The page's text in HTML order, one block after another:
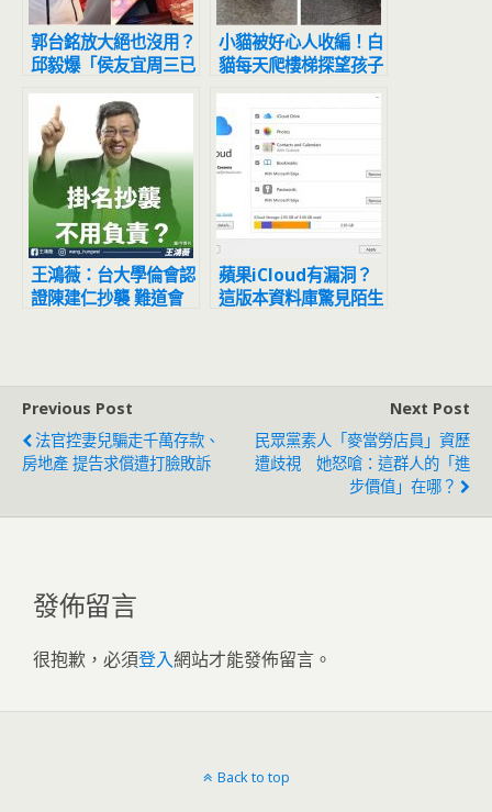
郭台銘放大絕也沒用？
邱毅爆「侯友宜周三已
備大型慶功宴」：被耍
小貓被好心人收編！白
貓每天爬樓梯探望孩子
奶喵看到媽媽秒衝出擁
抱撒嬌
王鴻薇：台大學倫會認
證陳建仁抄襲 難道會
蘋果iCloud有漏洞？
這版本資料庫驚見陌生
Previous Post
法官控妻兒騙走千萬存款、
房地產 提告求償遭打臉敗訴
Next Post
民眾黨素人「麥當勞店員」資歷
遭歧視 她怒嗆：這群人的「進
步價值」在哪？
發佈留言
很抱歉，必須登入網站才能發佈留言。
Back to top